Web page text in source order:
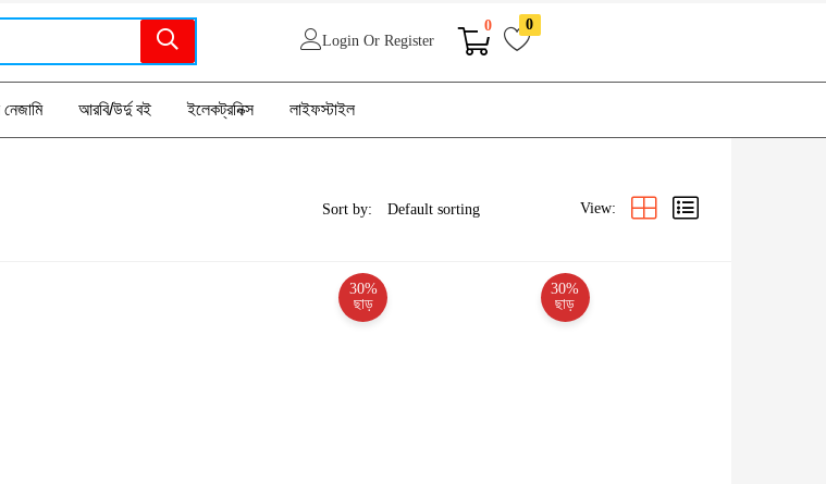
Login Or Register
0 0
আরবি/উর্দু বই ইলেকট্রনিক্স লাইফস্টাইল
Sort by: View:
30%
ছাড়
30%
ছাড়